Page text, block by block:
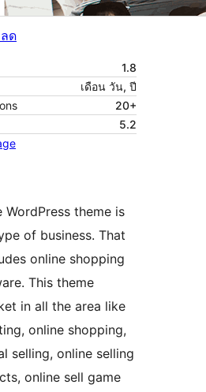
ด
1.8
เดือน วัน, ปี
20+
5.2
WordPress theme is
of business. That
online shopping
This theme
in all the area like
online shopping,
selling, online selling
online sell game